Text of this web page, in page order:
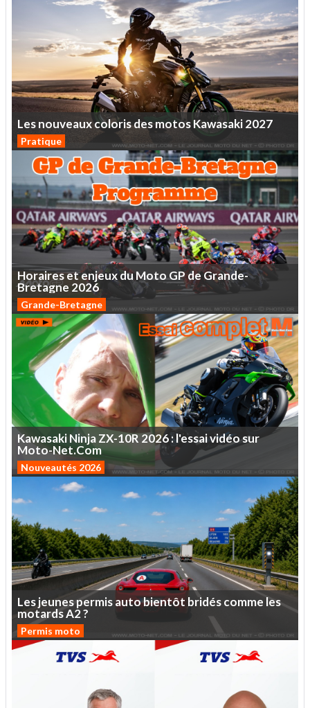
LesnouveauxcolorisdesmotosKawasaki2027
Pratique
HorairesetenjeuxduMotoGPdeGrande-
Bretagne 2026
Grande-Bretagne
KawasakiNinjaZX-10R2026:l'essaividéosur
Moto-Net.Com
Nouveautés 2026
Lesjeunespermisautobientôt bridéscommeles
motardsA2?
Permis moto